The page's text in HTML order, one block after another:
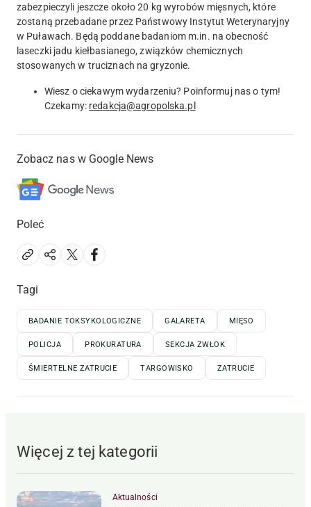
zabezpieczyli jeszcze około 20 kg wyrobów mięsnych, które
zostaną przebadane przez Państwowy Instytut Weterynaryjny
w Puławach. Będą poddane badaniom m.in. na obecność
laseczki jadu kiełbasianego, związków chemicznych
stosowanych w truciznach na gryzonie.
Wiesz o ciekawym wydarzeniu? Poinformuj nas o tym!
Czekamy: redakcja@agropolska.pl
Zobacz nas w Google News
Poleć
Tagi
BADANIE TOKSYKOLOGICZNE GALARETA MIĘSO
POLICJA PROKURATURA SEKCJA ZWŁOK
ŚMIERTELNE ZATRUCIE TARGOWISKO ZATRUCIE
Więcej z tej kategorii
Aktualności